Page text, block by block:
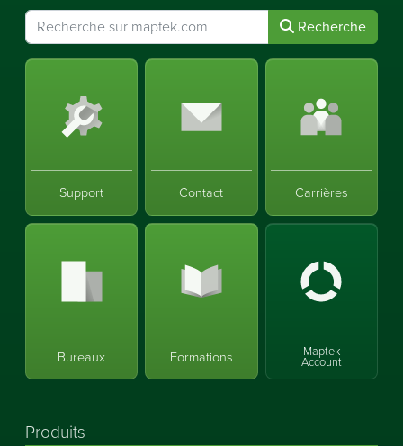
Recherche
Support Contact Carrières
Bureaux Formations Maptek
Account
Produits